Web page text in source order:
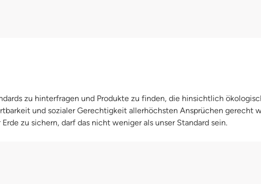
zu hinterfragen und Produkte zu finden, die hinsichtlich
und sozialer Gerechtigkeit allerhöchsten Ansprüchen gerecht
zu sichern, darf das nicht weniger als unser Standard sein.